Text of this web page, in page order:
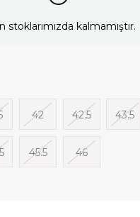
stoklarımızda kalmamıştır.
42 42.5 43.5
45.5 46